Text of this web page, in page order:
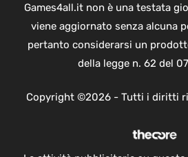
Games4all.it non è una testata
viene aggiornato senza alcuna
pertanto considerarsi un
della legge n. 62 del
Copyright ©2026 - Tutti i diritti